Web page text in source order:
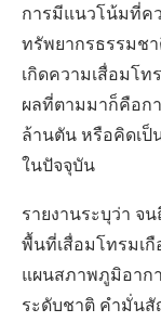
การมีแนวโน้มที่ค
ทรัพยากรธรรมช
เกิดความเสื่อมโท
ผลที่ตามมาก็คือก
ล้านตัน หรือคิดเป็
ในปัจจุบัน
รายงานระบุว่า จ
พื้นที่เสื่อมโทรมเกื
แผนสภาพภูมิอาก
ระดับชาติ คำมั่น